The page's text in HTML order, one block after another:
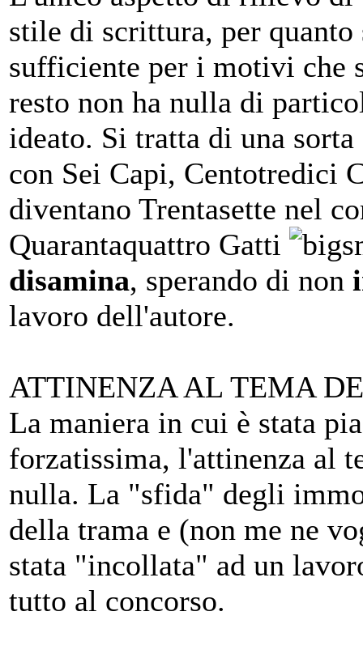
stile di scrittura, per quanto
sufficiente per i motivi che
resto non ha nulla di
ideato. Si tratta di una sorta
con Sei Capi, Centotredici
diventano Trentasette nel
Quarantaquattro Gatti
disamina, sperando di non
lavoro dell'autore.
ATTINENZA AL TEMA
La maniera in cui è stata
forzatissima, l'attinenza al
nulla. La "sfida" degli
della trama e (non me ne
stata "incollata" ad un
tutto al concorso.